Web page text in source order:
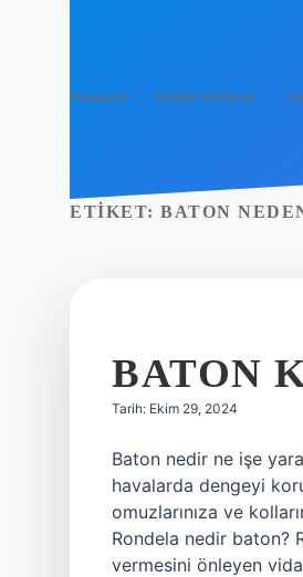
Anasayfa Gizlilik Politikası
ETIKET: BATON
BATON
Tarih: Ekim 29, 2024
Baton nedir ne işe
havalarda dengeyi
omuzlarınıza ve
Rondela nedir baton?
vermesini önleyen vida